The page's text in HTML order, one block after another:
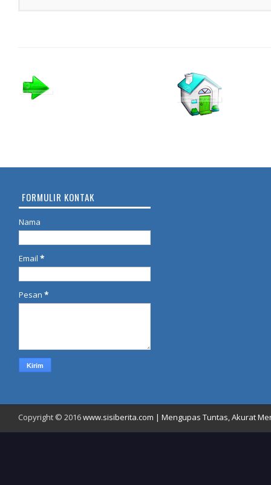
FORMULIR KONTAK
Nama
Email *
Pesan *
Copyright © 2016www.sisiberita.com | Mengupas Tuntas, Akurat